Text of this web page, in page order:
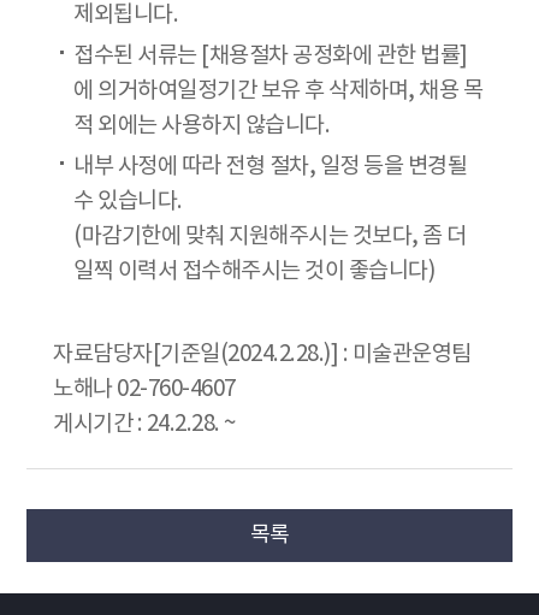
제외됩니다.
접수된 서류는 [채용절차 공정화에 관한 법률]
에 의거하여일정기간 보유 후 삭제하며, ​채용 목
적 외에는 사용하지 않습니다.
내부 사정에 따라 전형 절차, 일정 등을 변경될
수 있습니다.
(마감기한에 맞춰 지원해주시는 것보다, 좀 더
일찍 이력서 접수해주시는 것이 좋습니다)
자료담당자[기준일(2024.2.28.)] : 미술관운영팀
노해나 02-760-4607
게시기간 : 24.2.28. ~
목록